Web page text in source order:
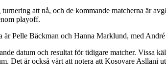
att nå, och de kommande matcherna är
playoff.
Pelle Bäckman och Hanna Marklund, med
datum och resultat för tidigare matcher. Vissa
Det är också värt att notera att Kosovare Asllani